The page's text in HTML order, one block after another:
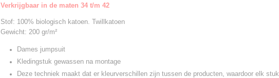
Verkrijgbaar in de maten 34 t/m 42
Stof: 100% biologisch katoen. Twillkatoen
Gewicht: 200 gr/m²
Dames jumpsuit
Kledingstuk gewassen na montage
Deze techniek maakt dat er kleurverschillen zijn tussen de producten, waardoor elk stuk